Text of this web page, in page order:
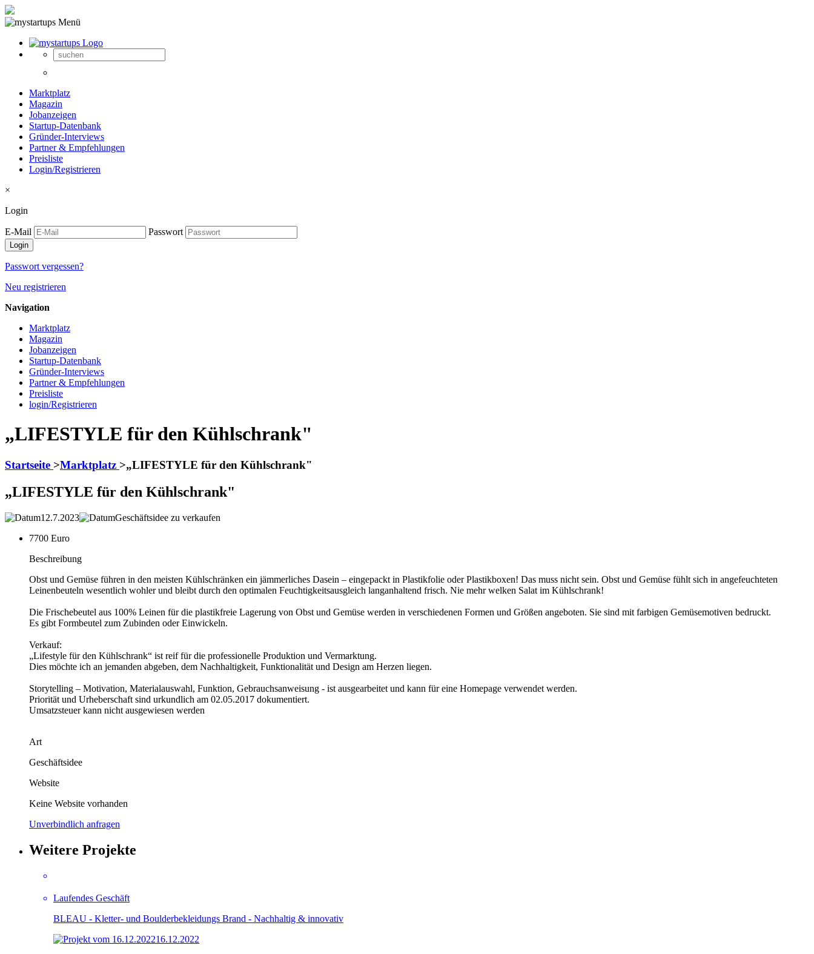
Marktplatz
Magazin
Jobanzeigen
Startup-Datenbank
Gründer-Interviews
Partner & Empfehlungen
Preisliste
Login/Registrieren
×
Login
E-Mail Passwort
Passwort vergessen?
Neu registrieren
Navigation
Marktplatz
Magazin
Jobanzeigen
Startup-Datenbank
Gründer-Interviews
Partner & Empfehlungen
Preisliste
login/Registrieren
„LIFESTYLE für den Kühlschrank"
Startseite >Marktplatz >„LIFESTYLE für den Kühlschrank"
„LIFESTYLE für den Kühlschrank"
12.7.2023
Geschäftsidee zu verkaufen
7700 Euro
Beschreibung
Obst und Gemüse führen in den meisten Kühlschränken ein jämmerliches Dasein – eingepackt in Plastikfolie oder Plastikboxen! Das muss nicht sein. Obst und Gemüse fühlt sich in angefeuchteten
Leinenbeuteln wesentlich wohler und bleibt durch den optimalen Feuchtigkeitsausgleich langanhaltend frisch. Nie mehr welken Salat im Kühlschrank!
Die Frischebeutel aus 100% Leinen für die plastikfreie Lagerung von Obst und Gemüse werden in verschiedenen Formen und Größen angeboten. Sie sind mit farbigen Gemüsemotiven bedruckt.
Es gibt Formbeutel zum Zubinden oder Einwickeln.
Verkauf:
„Lifestyle für den Kühlschrank“ ist reif für die professionelle Produktion und Vermarktung.
Dies möchte ich an jemanden abgeben, dem Nachhaltigkeit, Funktionalität und Design am Herzen liegen.
Storytelling – Motivation, Materialauswahl, Funktion, Gebrauchsanweisung - ist ausgearbeitet und kann für eine Homepage verwendet werden.
Priorität und Urheberschaft sind urkundlich am 02.05.2017 dokumentiert.
Umsatzsteuer kann nicht ausgewiesen werden
Art
Geschäftsidee
Website
Keine Website vorhanden
Unverbindlich anfragen
Weitere Projekte
Laufendes Geschäft
BLEAU - Kletter- und Boulderbekleidungs Brand - Nachhaltig & innovativ
16.12.2022